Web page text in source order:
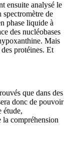
ensuite analysé le
spectromètre de
phase liquide à
des nucléobases
Mais
protéines. Et
que dans des
donc de pouvoir
étude,
la compréhension